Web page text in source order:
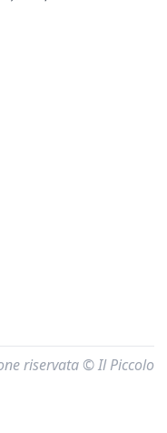
riservata © Il Piccolo